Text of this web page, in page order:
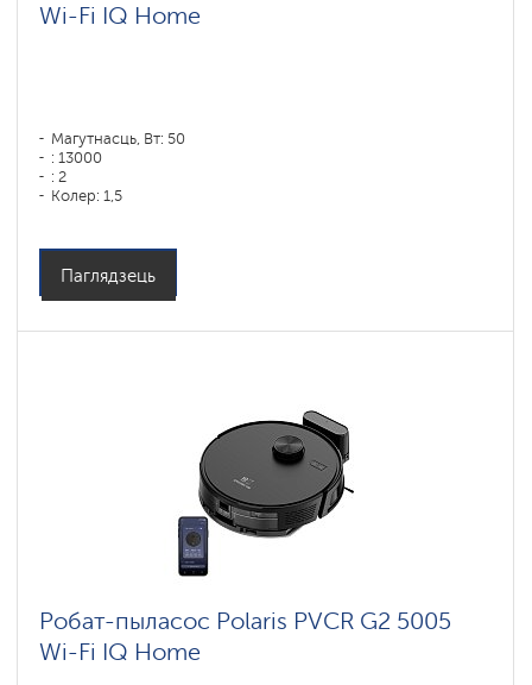
Wi-Fi IQ Home
Магутнасць, Вт: 50
: 13000
: 2
Колер: 1,5
Бакавыя шчоткі: 1
Паглядзець
Робат-пыласос Polaris PVCR G2 5005
Wi-Fi IQ Home